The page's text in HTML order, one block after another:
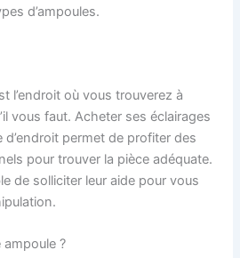
d’ampoules.
l’endroit où vous trouverez à
vous faut. Acheter ses éclairages
permet de profiter des
pour trouver la pièce adéquate.
de solliciter leur aide pour vous
ampoule ?